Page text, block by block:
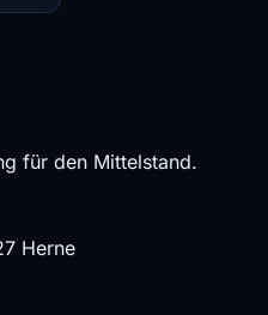
für den Mittelstand.
Herne